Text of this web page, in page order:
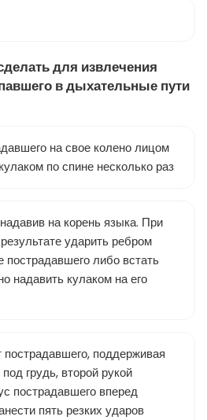
для извлечения
в дыхательные пути
на свое колено лицом
по спине несколько раз
на корень языка. При
ударить ребром
пострадавшего либо встать
надавить кулаком на его
пострадавшего, поддерживая
грудь, второй рукой
пострадавшего вперед
пять резких ударов